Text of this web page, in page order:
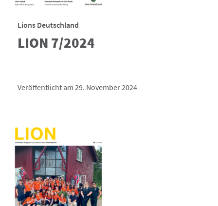
Lions Deutschland
LION 7/2024
Veröffentlicht am 29. November 2024